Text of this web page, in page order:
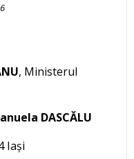
, Ministerul
DASCĂLU
Iași